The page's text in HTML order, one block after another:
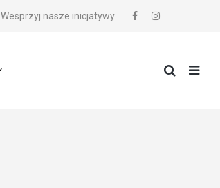
Wesprzyj nasze inicjatywy